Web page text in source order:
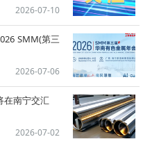
2026-07-10
SMM(第三
2026-07-06
在南宁交汇
2026-07-02